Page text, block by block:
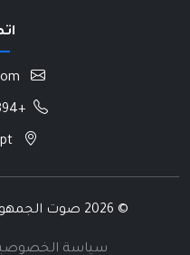
+201064696894
© 2026 صوت الجمهور. جميع الحقوق محفوظة.
سياسة